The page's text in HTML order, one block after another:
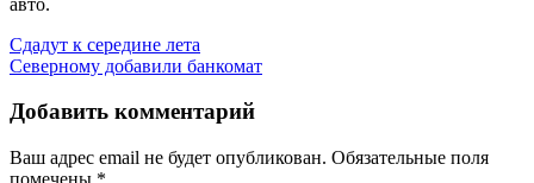
Навигация
по
записям
Сдадут к середине лета
Северному добавили банкомат
Добавить комментарий
Ваш адрес email не будет опубликован. Обязательные поля
помечены *